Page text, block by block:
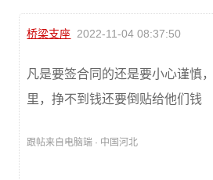
桥梁支座 2022-11-04 08:37:50
凡是要签合同的还是要小心谨慎
里，挣不到钱还要倒贴给他们钱
跟帖来自电脑端 · 中国河北